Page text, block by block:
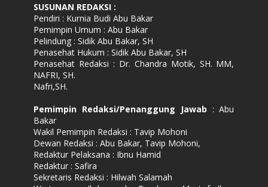
SUSUNAN REDAKSI :
Pendiri : Kurnia Budi Abu Bakar
Pemimpin Umum : Abu Bakar
Pelindung : Sidik Abu Bakar, SH
Penasehat Hukum : Sidik Abu Bakar, SH
Penasehat Redaksi : Dr. Chandra Motik, SH. MM,
NAFRI, SH.
Nafri,SH.
Pemimpin Redaksi/Penanggung Jawab : Abu
Bakar
Wakil Pemimpin Redaksi : Tavip Mohoni
Dewan Redaksi : Abu Bakar, Tavip Mohoni,
Redaktur Pelaksana : Ibnu Hamid
Redaktur : Safira
Sekretaris Redaksi : Hilwah Salamah